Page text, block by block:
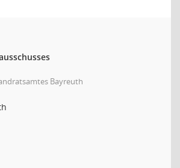
Bayreuth